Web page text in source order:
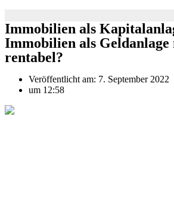
Immobilien als
Immobilien als Geldanlage
rentabel?
Veröffentlicht am: 7. September 2022
um 12:58